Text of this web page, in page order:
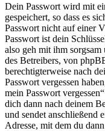
Dein Passwort wird mit
gespeichert, so dass es
Passwort nicht auf einer
Passwort ist dein
also geh mit ihm
des Betreibers, von
berechtigterweise nach
Passwort vergessen
mein Passwort
dich dann nach deinem
und sendet anschließend
Adresse, mit dem du